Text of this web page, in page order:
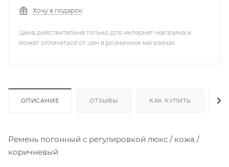
Хочу в подарок
Цена действительна только для интернет-магазина и
может отличаться от цен в розничных магазинах
ОПИСАНИЕ ОТЗЫВЫ КАК КУПИТЬ
Ремень погонный с регулировкой люкс / кожа /
коричневый